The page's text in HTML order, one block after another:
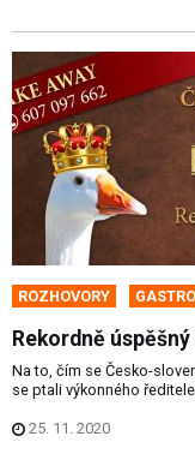
ROZHOVORY GASTRO
Rekordně
Na to, čím se Česko-
se ptali výkonného ředitele
25. 11. 2020